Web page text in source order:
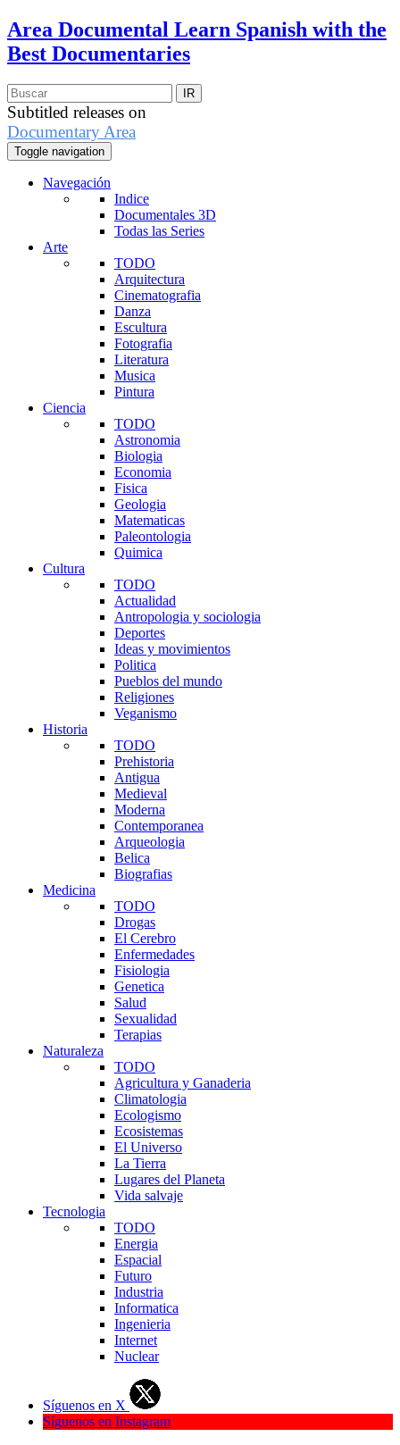
Area Documental Learn Spanish with the
Best Documentaries
Subtitled releases on
Documentary Area
Toggle navigation
Navegación
Indice
Documentales 3D
Todas las Series
Arte
TODO
Arquitectura
Cinematografia
Danza
Escultura
Fotografia
Literatura
Musica
Pintura
Ciencia
TODO
Astronomia
Biologia
Economia
Fisica
Geologia
Matematicas
Paleontologia
Quimica
Cultura
TODO
Actualidad
Antropologia y sociologia
Deportes
Ideas y movimientos
Politica
Pueblos del mundo
Religiones
Veganismo
Historia
TODO
Prehistoria
Antigua
Medieval
Moderna
Contemporanea
Arqueologia
Belica
Biografias
Medicina
TODO
Drogas
El Cerebro
Enfermedades
Fisiologia
Genetica
Salud
Sexualidad
Terapias
Naturaleza
TODO
Agricultura y Ganaderia
Climatologia
Ecologismo
Ecosistemas
El Universo
La Tierra
Lugares del Planeta
Vida salvaje
Tecnologia
TODO
Energia
Espacial
Futuro
Industria
Informatica
Ingenieria
Internet
Nuclear
Síguenos en X
Síguenos en Instagram